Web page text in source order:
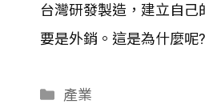
台灣研發製造，建立自己
要是外銷。這是為什麼呢?
分
產業